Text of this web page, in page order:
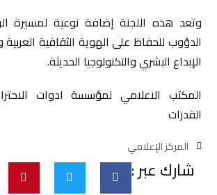
وتعد هذه اللجنة إضافة نوعية لمسيرة
الدؤوب للحفاظ على الهوية الثقافية العربية
الإبداع البشري والتكنولوجيا الحديثة.
المكتب الاعلامي لمؤسسة ادوات
القدرات
المركز الإعلامي
شارك عبر :